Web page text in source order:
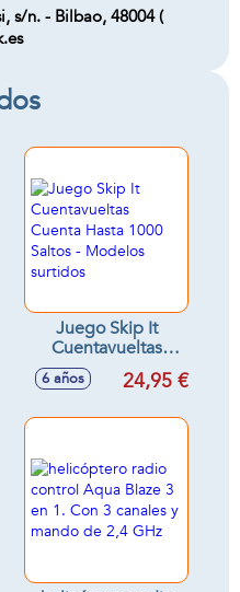
s/n. - Bilbao, 48004 (
Juego Skip It
Cuentavueltas
Cuenta Hasta 1000
Saltos - Modelos
6 años 24,95 €